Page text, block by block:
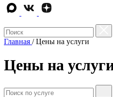
Главная / Цены на услуги
Цены на